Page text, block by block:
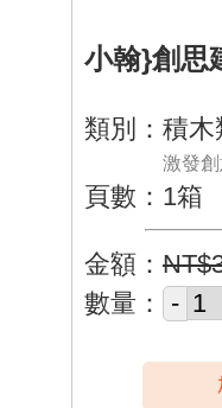
小翰}創思
類別：積木
激發創
頁數：1箱
金額：
數量：